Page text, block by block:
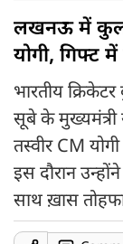
लखनऊ में
योगी, गिफ्ट
भारतीय
सूबे के मुख्यमंत्री
तस्वीर CM
इस दौरान
साथ ख़ास